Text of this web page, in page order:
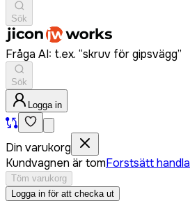
Sök
Fråga AI: t.ex. “skruv för gipsvägg”
Sök
Logga in
Din varukorg
Kundvagnen är tomForstsätt handla
Töm varukorg
Logga in för att checka ut